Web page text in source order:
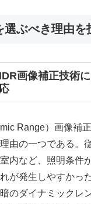
選ぶべき理由を
画像補正技術
Range）画像補
由の一つである。
内など、照明条件
が発生しやすかっ
のダイナミックレ